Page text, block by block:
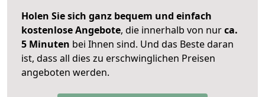
Holen Sie sich ganz bequem und einfach
kostenlose Angebote, die innerhalb von nurca.
5 Minuten bei Ihnen sind. Und das Beste daran
ist, dass all dies zu erschwinglichen Preisen
angeboten werden.